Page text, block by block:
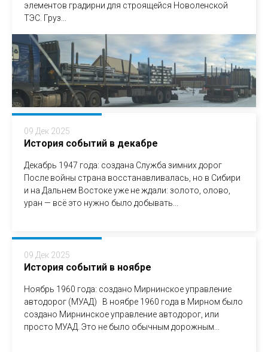
элементов градирни для строящейся Новоленской
ТЭС. Груз...
09 Дек 2025
История событий в декабре
Декабрь 1947 года: создана Служба зимних дорог
После войны страна восстанавливалась, но в Сибири
и на Дальнем Востоке уже не ждали: золото, олово,
уран — всё это нужно было добывать...
09 Дек 2025
История событий в ноябре
Ноябрь 1960 года: создано Мирнинское управление
автодорог (МУАД) В ноябре 1960 года в Мирном было
создано Мирнинское управление автодорог, или
просто МУАД. Это не было обычным дорожным...